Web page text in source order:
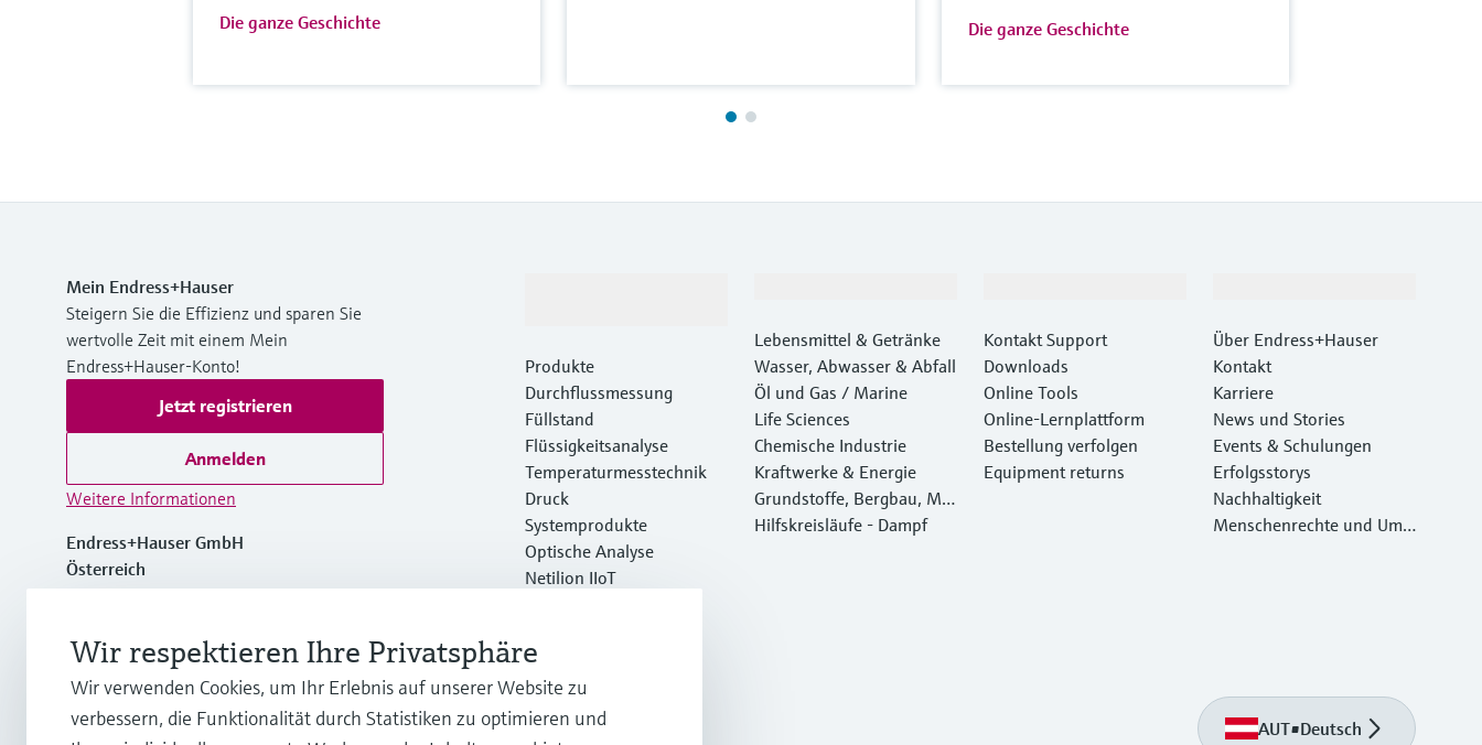
Die ganze Geschichte
Die ganze Geschichte
Mein Endress+Hauser
Steigern Sie die Effizienz und sparen Sie
wertvolle Zeit mit einem Mein
Endress+Hauser-Konto!
Jetzt registrieren
Anmelden
Weitere Informationen
Endress+Hauser GmbH
Österreich
info.at@endress.com
Produkte
Durchflussmessung
Füllstand
Flüssigkeitsanalyse
Temperaturmesstechnik
Druck
Systemprodukte
Optische Analyse
Netilion IIoT
Online Tools
Dienstleistungen
Lebensmittel & Getränke
Wasser, Abwasser & Abfall
Öl und Gas / Marine
Life Sciences
Chemische Industrie
Kraftwerke & Energie
Grundstoffe, Bergbau, Met
alle
Hilfskreisläufe - Dampf
Kontakt Support
Downloads
Online Tools
Online-Lernplattform
Bestellung verfolgen
Equipment returns
Über Endress+Hauser
Kontakt
Karriere
News und Stories
Events & Schulungen
Erfolgsstorys
Nachhaltigkeit
Menschenrechte und Umw
AUT•Deutsch
Wir respektieren Ihre Privatsphäre
Wir verwenden Cookies, um Ihr Erlebnis auf unserer Website zu
verbessern, die Funktionalität durch Statistiken zu optimieren und